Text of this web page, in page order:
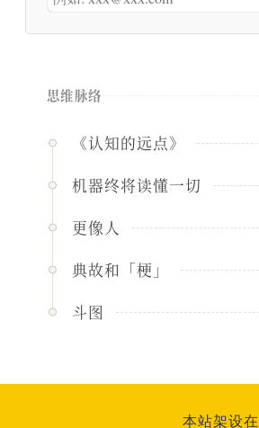
思维脉络
《认知的远点》
机器终将读懂一切
更像人
典故和「梗」
斗图
本站架设